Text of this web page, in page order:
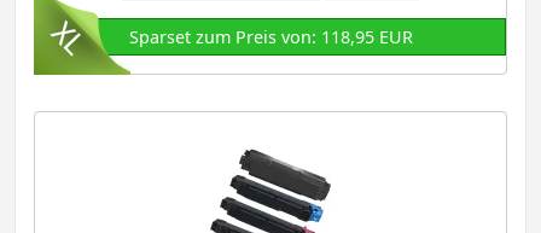
Sparset zum Preis von: 118,95 EUR